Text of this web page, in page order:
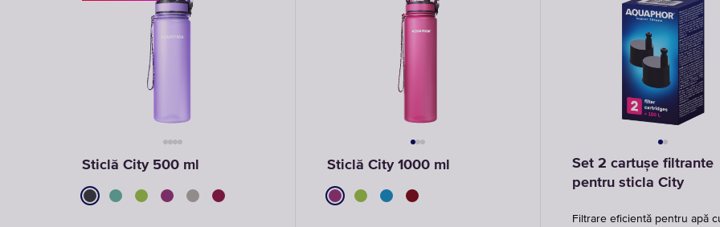
Sticlă City 500 ml Sticlă City 1000 ml
Set 2 cartușe filtrante
pentru sticla City
Filtrare eficientă pentru apă